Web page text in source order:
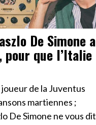
De Simone a
pour que l’Italie
de la Juventus
martiennes ;
De Simone ne vous dit